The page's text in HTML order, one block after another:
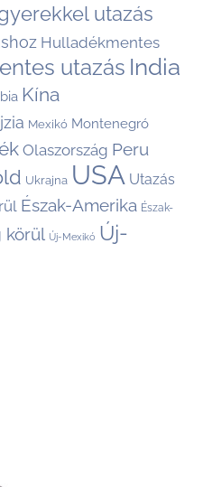
utazás
Hulladékmentes
utazás India
Kína
Mexikó Montenegró
Olaszország Peru
Ukrajna USA Utazás
Észak-Amerika Észak-
körül Új-Mexikó Új-